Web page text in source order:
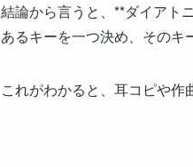
結論から言うと、**ダイアト
あるキーを一つ決め、そのキ
これがわかると、耳コピや作